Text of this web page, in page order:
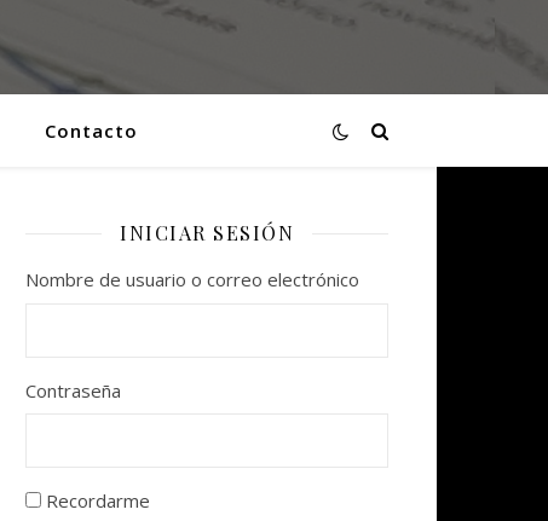
Contacto
INICIAR SESIÓN
Nombre de usuario o correo electrónico
Contraseña
Recordarme